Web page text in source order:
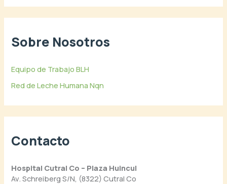
Sobre Nosotros
Equipo de Trabajo BLH
Red de Leche Humana Nqn
Contacto
Hospital Cutral Co – Plaza Huincul
Av. Schreiberg S/N, (8322) Cutral Co